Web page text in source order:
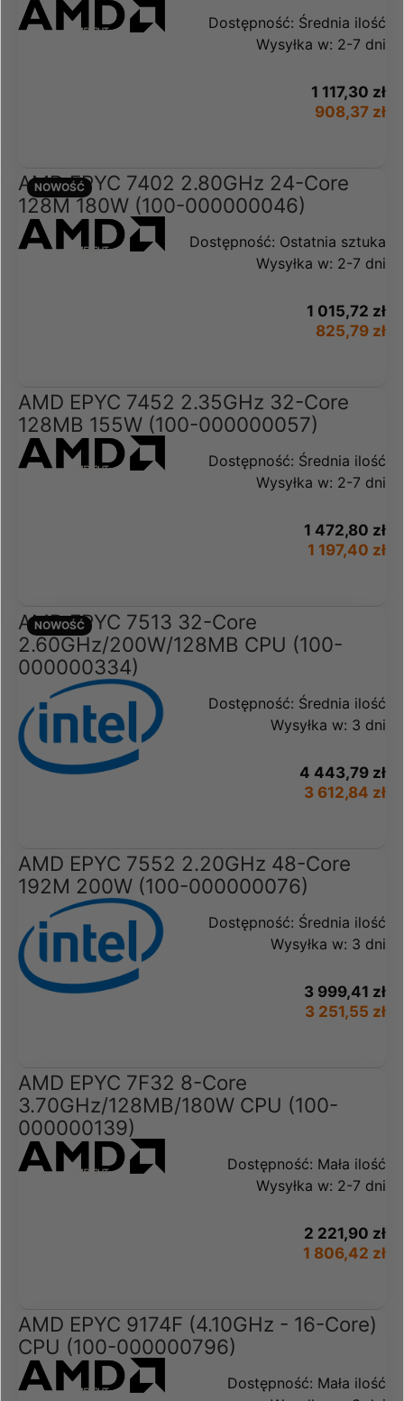
Dostępność: Średnia ilość
Wysyłka w: 2-7 dni
1 117,30 zł
908,37 zł
AMD EPYC 7402 2.80GHz 24-Core
128M 180W (100-000000046)
Dostępność: Ostatnia sztuka
Wysyłka w: 2-7 dni
1 015,72 zł
825,79 zł
NOWOŚĆ
AMD EPYC 7452 2.35GHz 32-Core
128MB 155W (100-000000057)
Dostępność: Średnia ilość
Wysyłka w: 2-7 dni
1 472,80 zł
1 197,40 zł
AMD EPYC 7513 32-Core
2.60GHz/200W/128MB CPU (100-
000000334)
Dostępność: Średnia ilość
Wysyłka w: 3 dni
4 443,79 zł
3 612,84 zł
NOWOŚĆ
AMD EPYC 7552 2.20GHz 48-Core
192M 200W (100-000000076)
Dostępność: Średnia ilość
Wysyłka w: 3 dni
3 999,41 zł
3 251,55 zł
AMD EPYC 7F32 8-Core
3.70GHz/128MB/180W CPU (100-
000000139)
Dostępność: Mała ilość
Wysyłka w: 2-7 dni
2 221,90 zł
1 806,42 zł
AMD EPYC 9174F (4.10GHz - 16-Core)
CPU (100-000000796)
Dostępność: Mała ilość